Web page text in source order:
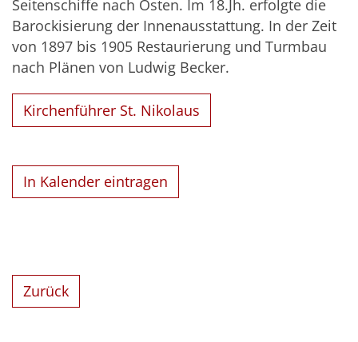
Seitenschiffe nach Osten. Im 18.Jh. erfolgte die
Barockisierung der Innenausstattung. In der Zeit
von 1897 bis 1905 Restaurierung und Turmbau
nach Plänen von Ludwig Becker.
Kirchenführer St. Nikolaus
In Kalender eintragen
Zurück